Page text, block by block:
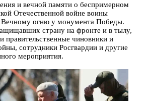
и вечной памяти о беспримерном
Отечественной войне воины
Вечному огню у монумента Победы.
страну на фронте и в тылу,
правительственные чиновники и
сотрудники Росгвардии и другие
мероприятия.